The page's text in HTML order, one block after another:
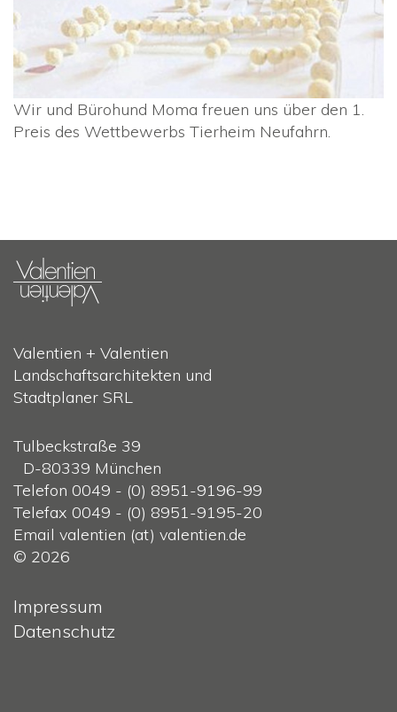
Wir und Bürohund Moma freuen uns über den 1.
Preis des Wettbewerbs Tierheim Neufahrn.
Valentien + Valentien
Landschaftsarchitekten und
Stadtplaner SRL
Tulbeckstraße 39
D-80339 München
Telefon 0049 - (0) 8951-9196-99
Telefax 0049 - (0) 8951-9195-20
Email valentien (at) valentien.de
© 2026
Impressum
Datenschutz